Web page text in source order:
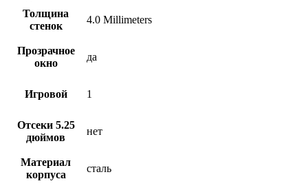
Толщина
стенок
4.0 Millimeters
Прозрачное
окно
да
Игровой 1
Отсеки 5.25
дюймов
нет
Материал
корпуса
сталь